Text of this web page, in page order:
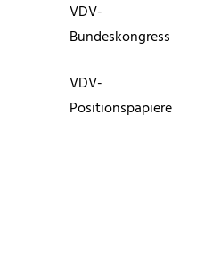
VDV-
Bundeskongress
VDV-
Positionspapiere